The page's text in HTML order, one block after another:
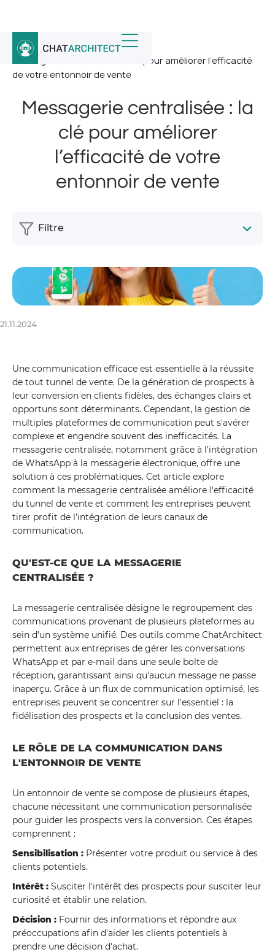
Accueil / Nouvelles /
Messagerie centralisée : la clé pour améliorer l’efficacité
de votre entonnoir de vente
Messagerie centralisée : la
clé pour améliorer
l’efficacité de votre
entonnoir de vente
21.11.2024
Une communication efficace est essentielle à la réussite
de tout tunnel de vente. De la génération de prospects à
leur conversion en clients fidèles, des échanges clairs et
opportuns sont déterminants. Cependant, la gestion de
multiples plateformes de communication peut s'avérer
complexe et engendre souvent des inefficacités. La
messagerie centralisée, notamment grâce à l'intégration
de WhatsApp à la messagerie électronique, offre une
solution à ces problématiques. Cet article explore
comment la messagerie centralisée améliore l'efficacité
du tunnel de vente et comment les entreprises peuvent
tirer profit de l'intégration de leurs canaux de
communication.
QU'EST-CE QUE LA MESSAGERIE
CENTRALISÉE ?
La messagerie centralisée désigne le regroupement des
communications provenant de plusieurs plateformes au
sein d'un système unifié. Des outils comme ChatArchitect
permettent aux entreprises de gérer les conversations
WhatsApp et par e-mail dans une seule boîte de
réception, garantissant ainsi qu'aucun message ne passe
inaperçu. Grâce à un flux de communication optimisé, les
entreprises peuvent se concentrer sur l'essentiel : la
fidélisation des prospects et la conclusion des ventes.
LE RÔLE DE LA COMMUNICATION DANS
L'ENTONNOIR DE VENTE
Un entonnoir de vente se compose de plusieurs étapes,
chacune nécessitant une communication personnalisée
pour guider les prospects vers la conversion. Ces étapes
comprennent :
Sensibilisation : Présenter votre produit ou service à des
clients potentiels.
Intérêt : Susciter l'intérêt des prospects pour susciter leur
curiosité et établir une relation.
Décision : Fournir des informations et répondre aux
préoccupations afin d'aider les clients potentiels à
prendre une décision d'achat.
Filtre